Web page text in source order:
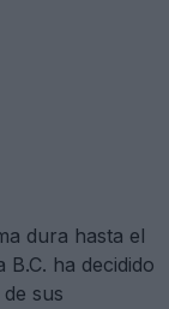
dura hasta el
ha decidido
sus